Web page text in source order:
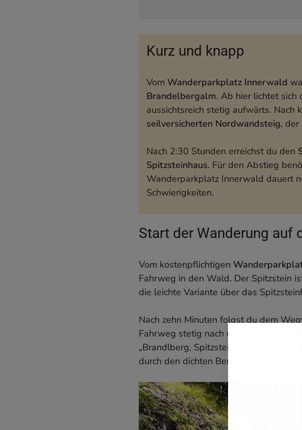
Kurz und knapp
Vom Wanderparkplatz Innerwald
Brandelbergalm. Ab hier lichtet
aussichtsreich stetig aufwärts. Nach
seilversicherten Nordwandsteig, der
Nach 2:30 Stunden erreichst du den
Spitzsteinhaus. Für den Abstieg
Wanderparkplatz Innerwald dauert
Schwierigkeiten.
Start der Wanderung auf
Vom kostenpflichtigen
Fahrweg in den Wald. Der Spitzstein
die leichte Variante über das
Nach zehn Minuten folgst du dem
Fahrweg stetig nach oben. Nach 20
„Brandlberg, Spitzstein, Klausen“.
durch den dichten Bergwald.